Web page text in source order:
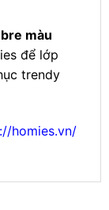
màu
để lớp
trendy
homies.vn/